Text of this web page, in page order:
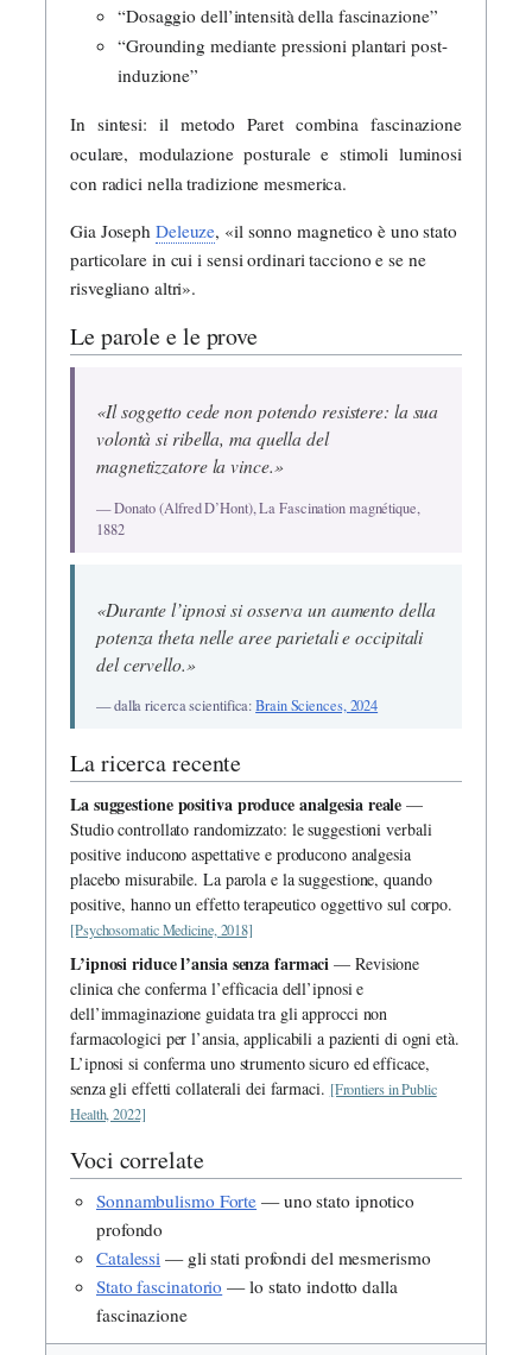
“Dosaggio dell’intensità della fascinazione”
“Grounding mediante pressioni plantari post-
induzione”
In sintesi: il metodo Paret combina fascinazione
oculare, modulazione posturale e stimoli luminosi
con radici nella tradizione mesmerica.
Gia Joseph Deleuze, «il sonno magnetico è uno stato
particolare in cui i sensi ordinari tacciono e se ne
risvegliano altri».
Le parole e le prove
«Il soggetto cede non potendo resistere: la sua
volontà si ribella, ma quella del
magnetizzatore la vince.»
— Donato (Alfred D’Hont), La Fascination magnétique,
1882
«Durante l’ipnosi si osserva un aumento della
potenza theta nelle aree parietali e occipitali
del cervello.»
— dalla ricerca scientifica:Brain Sciences, 2024
La ricerca recente
La suggestione positiva produce analgesia reale —
Studio controllato randomizzato: le suggestioni verbali
positive inducono aspettative e producono analgesia
placebo misurabile. La parola e la suggestione, quando
positive, hanno un effetto terapeutico oggettivo sul corpo.
[Psychosomatic Medicine, 2018]
L’ipnosi riduce l’ansia senza farmaci — Revisione
clinica che conferma l’efficacia dell’ipnosi e
dell’immaginazione guidata tra gli approcci non
farmacologici per l’ansia, applicabili a pazienti di ogni età.
L’ipnosi si conferma uno strumento sicuro ed efficace,
senza gli effetti collaterali dei farmaci. [Frontiers in Public
Health, 2022]
Voci correlate
Sonnambulismo Forte — uno stato ipnotico
profondo
Catalessi — gli stati profondi del mesmerismo
Stato fascinatorio — lo stato indotto dalla
fascinazione